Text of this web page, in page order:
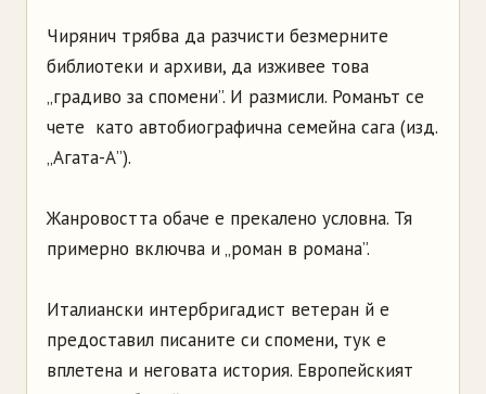
Чирянич трябва да разчисти безмерните
библиотеки и архиви, да изживее това
„градиво за спомени”. И размисли. Романът се
чете като автобиографична семейна сага (изд.
„Агата-А”).
Жанровостта обаче е прекалено условна. Тя
примерно включва и „роман в романа”.
Италиански интербригадист ветеран й е
предоставил писаните си спомени, тук е
вплетена и неговата история. Европейският